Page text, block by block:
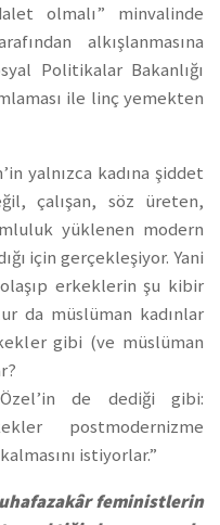
olmalı” minvalinde
alkışlanmasına
Politikalar Bakanlığı
ile linç yemekten
yalnızca kadına şiddet
çalışan, söz üreten,
yüklenen modern
için gerçekleşiyor. Yani
erkeklerin şu kibir
da müslüman kadınlar
gibi (ve müslüman
de dediği gibi:
postmodernizme
istiyorlar.”
feministlerin